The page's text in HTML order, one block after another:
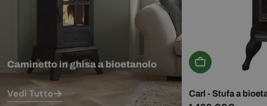
Caminetto in ghisa a bioetanolo
Vedi Tutto
Aggiungi Al
Carl - Stufa a